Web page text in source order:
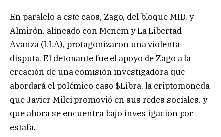
En paralelo a este caos, Zago, del bloque MID, y
Almirón, alineado con Menem y La Libertad
Avanza (LLA), protagonizaron una violenta
disputa. El detonante fue el apoyo de Zago a la
creación de una comisión investigadora que
abordará el polémico caso $Libra, la criptomoneda
que Javier Milei promovió en sus redes sociales, y
que ahora se encuentra bajo investigación por
estafa.